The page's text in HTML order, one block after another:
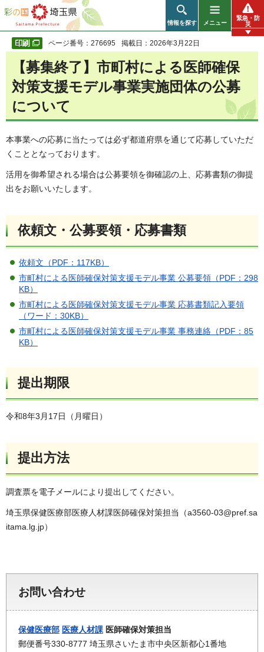
彩の国 埼玉県
情報を探す メニュー
緊急・防
災
ページ番号：276695 掲載日：2026年3月22日
【募集終了】市町村による医師確保
対策支援モデル事業実施団体の公募
について
本事業への応募に当たっては必ず都道府県を通じて応募していただ
くこととなっております。
活用を御希望される場合は公募要領を御確認の上、応募書類の御提
出をお願いいたします。
依頼文・公募要領・応募書類
依頼文（PDF：117KB）
市町村による医師確保対策支援モデル事業 公募要領 （PDF：298
KB）
市町村による医師確保対策支援モデル事業 応募書類記入要領
（ワード：30KB）
市町村による医師確保対策支援モデル事業 事務連絡（PDF：85
KB）
提出期限
令和8年3月17日（月曜日）
提出方法
調査票を電子メールにより提出してください。
埼玉県保健医療部医療人材課医師確保対策担当（a3560-03@pref.sa
itama.lg.jp）
お問い合わせ
保健医療部 医療人材課 医師確保対策担当
郵便番号330-8777 埼玉県さいたま市中央区新都心1番地